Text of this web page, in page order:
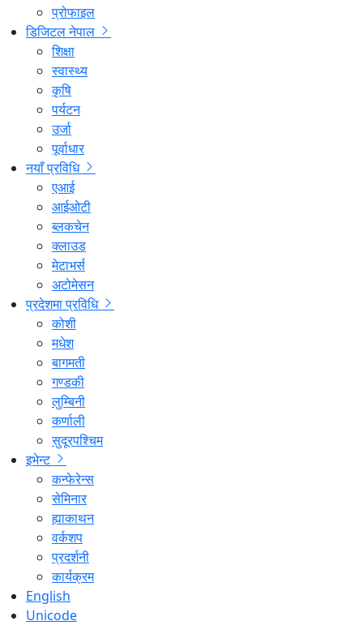
प्रोफाइल
डिजिटल नेपाल
शिक्षा
स्वास्थ्य
कृषि
पर्यटन
उर्जा
पूर्वाधार
नयाँ प्रविधि
एआई
आईओटी
ब्लकचेन
क्लाउड
मेटाभर्स
अटोमेसन
प्रदेशमा प्रविधि
कोशी
मधेश
बागमती
गण्डकी
लुम्बिनी
कर्णाली
सुदूरपश्चिम
इभेन्ट
कन्फेरेन्स
सेमिनार
ह्याकाथन
वर्कशप
प्रदर्शनी
कार्यक्रम
English
Unicode